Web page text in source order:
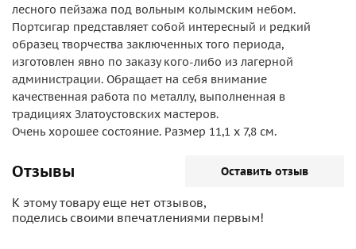
лесного пейзажа под вольным колымским небом.
Портсигар представляет собой интересный и редкий
образец творчества заключенных того периода,
изготовлен явно по заказу кого-либо из лагерной
администрации. Обращает на себя внимание
качественная работа по металлу, выполненная в
традициях Златоустовских мастеров.
Очень хорошее состояние. Размер 11,1 х 7,8 см.
Отзывы Оставить отзыв
К этому товару еще нет отзывов,
поделись своими впечатлениями первым!